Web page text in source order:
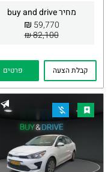
מחיר buy and drive
59,770
₪
82,100 ₪
קבלת הצעה פרטים